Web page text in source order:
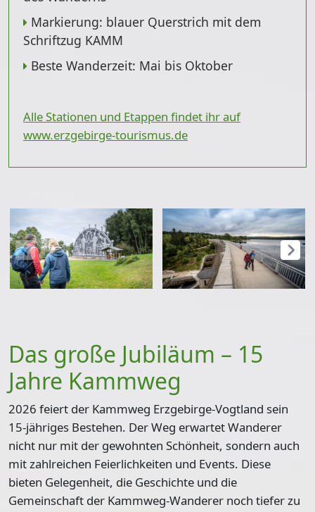
Markierung: blauer Querstrich mit dem
Schriftzug KAMM
Beste Wanderzeit: Mai bis Oktober
Alle Stationen und Etappen findet ihr auf
www.erzgebirge-tourismus.de
Das große Jubiläum – 15
Jahre Kammweg
2026 feiert der Kammweg Erzgebirge-Vogtland sein
15-jähriges Bestehen. Der Weg erwartet Wanderer
nicht nur mit der gewohnten Schönheit, sondern auch
mit zahlreichen Feierlichkeiten und Events. Diese
bieten Gelegenheit, die Geschichte und die
Gemeinschaft der Kammweg-Wanderer noch tiefer zu